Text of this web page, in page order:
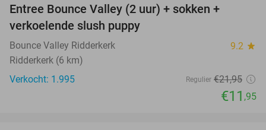
Entree Bounce Valley (2 uur) + sokken +
verkoelende slush puppy
Bounce Valley Ridderkerk 9.2 star
Ridderkerk (6 km)
Verkocht: 1.995
Regulier €21,95
€11 ,95